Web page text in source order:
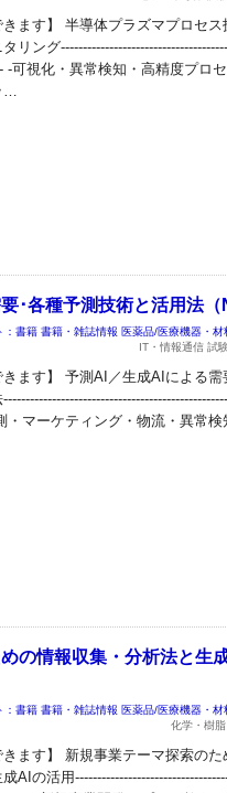
きます】 半導体プラズマプロセ
リング
-可視化・異常検知・高精度プロ
…
･各種予測技術と活用法（
：書籍 書籍・雑誌情報 医薬品/医療機器・
IT・情報通信 試
きます】 予測AI／生成AIによる
・マーケティング・物流・異常
の情報収集・分析法と生
：書籍 書籍・雑誌情報 医薬品/医療機器・
化学・樹
きます】 新規事業テーマ探索の
AIの活用